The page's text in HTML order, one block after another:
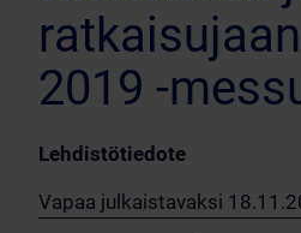
2019 -
Lehdistötiedote
Vapaa julkaistavaksi